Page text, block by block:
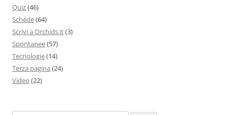
Quiz(46)
Schede(64)
Scrivi a Orchids.it(3)
Spontanee(57)
Tecnologie(14)
Terza pagina (24)
Video (22)